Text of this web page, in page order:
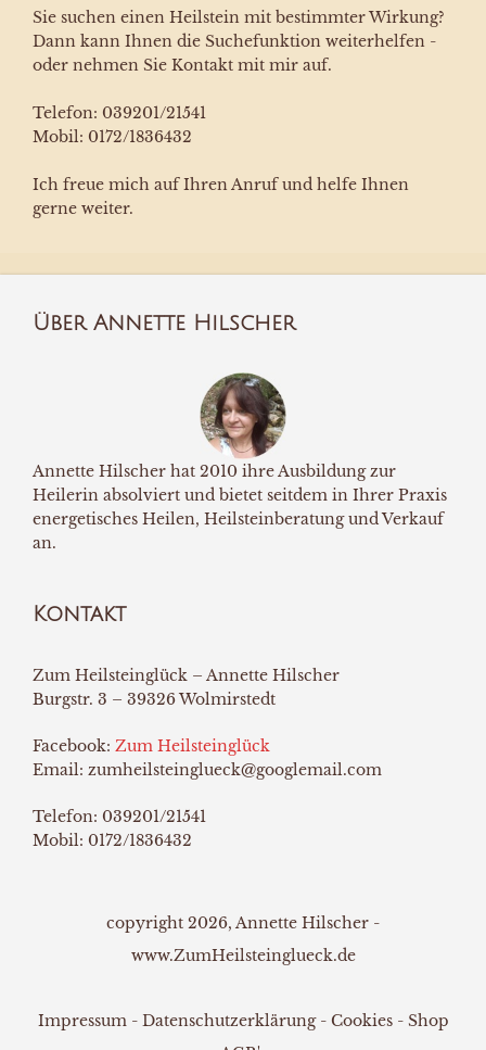
Sie suchen einen Heilstein mit bestimmter Wirkung?
Dann kann Ihnen die Suchefunktion weiterhelfen -
oder nehmen Sie Kontakt mit mir auf.
Telefon: 039201/21541
Mobil: 0172/1836432
Ich freue mich auf Ihren Anruf und helfe Ihnen
gerne weiter.
Über Annette Hilscher
Annette Hilscher hat 2010 ihre Ausbildung zur
Heilerin absolviert und bietet seitdem in Ihrer Praxis
energetisches Heilen, Heilsteinberatung und Verkauf
an.
Kontakt
Zum Heilsteinglück – Annette Hilscher
Burgstr. 3 – 39326 Wolmirstedt
Facebook: Zum Heilsteinglück
Email: zumheilsteinglueck@googlemail.com
Telefon: 039201/21541
Mobil: 0172/1836432
copyright 2026, Annette Hilscher -
www.ZumHeilsteinglueck.de
Impressum- Datenschutzerklärung- Cookies- Shop